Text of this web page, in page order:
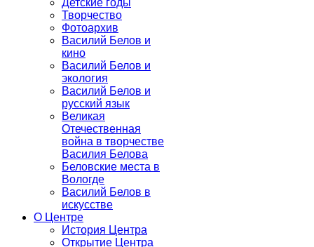
Творчество
Фотоархив
Василий Белов и
кино
Василий Белов и
экология
Василий Белов и
русский язык
Великая
Отечественная
война в творчестве
Василия Белова
Беловские места в
Вологде
Василий Белов в
искусстве
О Центре
История Центра
Открытие Центра